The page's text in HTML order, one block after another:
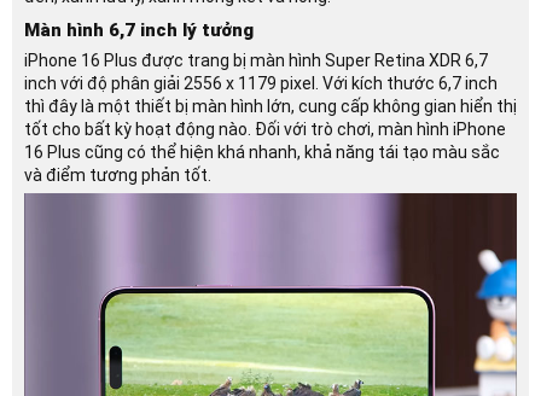
Màn hình 6,7 inch lý tưởng
iPhone 16 Plus được trang bị màn hình Super Retina XDR 6,7
inch với độ phân giải 2556 x 1179 pixel. Với kích thước 6,7 inch
thì đây là một thiết bị màn hình lớn, cung cấp không gian hiển thị
tốt cho bất kỳ hoạt động nào. Đối với trò chơi, màn hình iPhone
16 Plus cũng có thể hiện khá nhanh, khả năng tái tạo màu sắc
và điểm tương phản tốt.